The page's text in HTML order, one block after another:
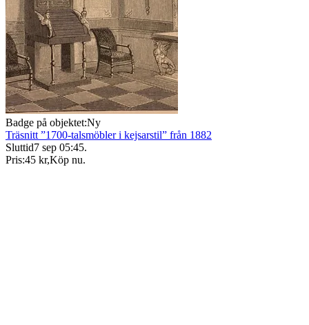
Badge på objektet:Ny
Träsnitt ”1700-talsmöbler i kejsarstil” från 1882
Sluttid7 sep 05:45.
Pris:45 kr,Köp nu.